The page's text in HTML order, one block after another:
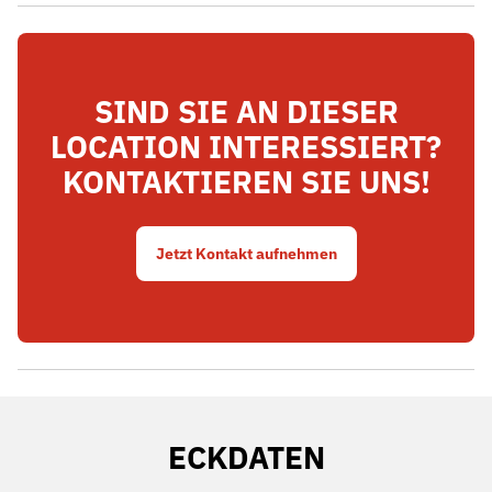
SIND SIE AN DIESER
LOCATION INTERESSIERT?
KONTAKTIEREN SIE UNS!
Jetzt Kontakt aufnehmen
ECKDATEN